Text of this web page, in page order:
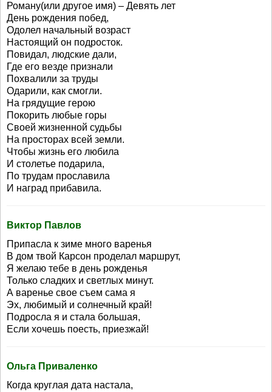
Роману(или другое имя) – Девять лет
День рождения побед,
Одолел начальный возраст
Настоящий он подросток.
Повидал, людские дали,
Где его везде признали
Похвалили за труды
Одарили, как смогли.
На грядущие герою
Покорить любые горы
Своей жизненной судьбы
На просторах всей земли.
Чтобы жизнь его любила
И столетье подарила,
По трудам прославила
И наград прибавила.
Виктор Павлов
Припасла к зиме много варенья
В дом твой Карсон проделал маршрут,
Я желаю тебе в день рожденья
Только сладких и светлых минут.
А варенье свое съем сама я
Эх, любимый и солнечный край!
Подросла я и стала большая,
Если хочешь поесть, приезжай!
Ольга Приваленко
Когда круглая дата настала,